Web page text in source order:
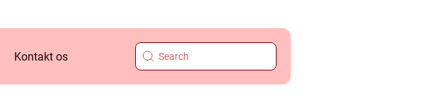
Kontakt os